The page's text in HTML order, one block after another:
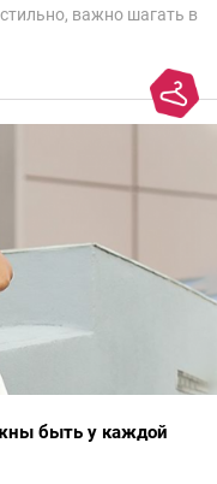
важно шагать в
— гарант дурного
быть у каждой